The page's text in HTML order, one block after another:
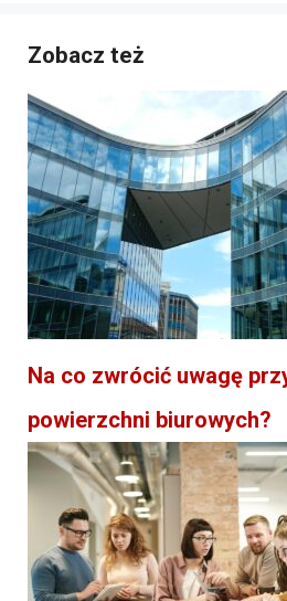
Zobacz też
Na co zwrócić uwagę
powierzchni biurowych?